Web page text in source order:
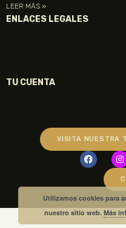
LEER MÁS »
ENLACES LEGALES
TU CUENTA
VISITA NUESTRA
Utilizamos cookies para
nuestro sitio web.Más